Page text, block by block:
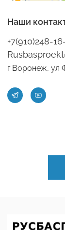
Наши
+7(910)248-
г Воронеж, ул